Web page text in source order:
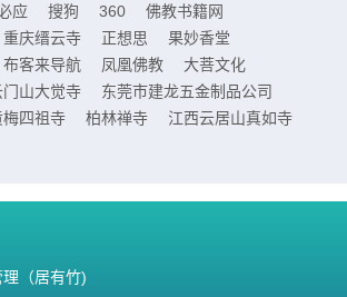
应 搜狗 360
佛教书籍网
重庆缙云寺 正想思
果妙香堂
布客来导航 凤凰佛教
大菩文化
门山大觉寺
东莞市建龙五金制品公司
梅四祖寺 柏林禅寺
江西云居山真如寺
（居有竹)